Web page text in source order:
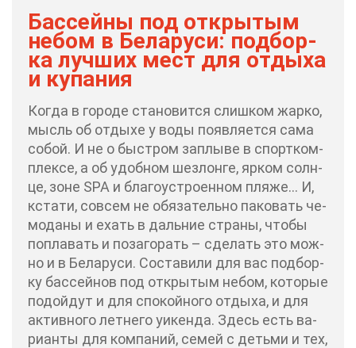
Бас­сей­ны под от­кры­тым
небом в Бе­ла­ру­си: под­бор­
ка луч­ших мест для от­ды­ха
и ку­па­ния
Ко­гда в го­ро­де ста­но­вит­ся слиш­ком жар­ко,
мысль об от­ды­хе у во­ды по­яв­ля­ет­ся са­ма
со­бой. И не о быст­ром за­плы­ве в спорт­ком­
плек­се, а об удоб­ном шез­лон­ге, яр­ком солн­
це, зоне SPA и бла­го­устро­ен­ном пля­же... И,
кста­ти, со­всем не обя­за­тель­но па­ко­вать че­
мо­да­ны и ехать в даль­ние стра­ны, что­бы
по­пла­вать и по­за­го­рать – сде­лать это мож­
но и в Бе­ла­ру­си. Со­ста­ви­ли для вас под­бор­
ку бас­сей­нов под от­кры­тым небом, ко­то­рые
по­дой­дут и для спо­кой­но­го от­ды­ха, и для
ак­тив­но­го лет­не­го уи­кен­да. Здесь есть ва­
ри­ан­ты для ком­па­ний, се­мей с детьми и тех,